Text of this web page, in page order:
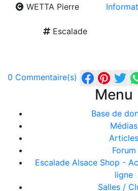
WETTA Pierre
Escalade
0 Commentaire(s)
Menu
Base de
Médias
Articles
Forum
Escalade Alsace Shop -
ligne
Salles /